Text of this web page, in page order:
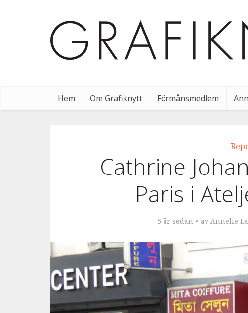
Hem Om Grafiknytt Förmånsmedlem
Cathrine
Paris i
5 år sedan av Annelie